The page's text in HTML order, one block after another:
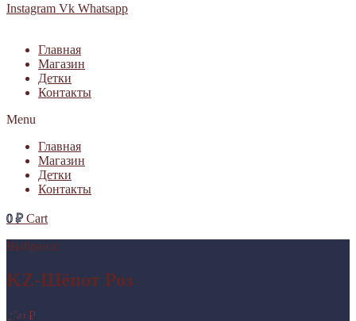
Instagram Vk Whatsapp
Главная
Магазин
Детки
Контакты
Menu
Главная
Магазин
Детки
Контакты
0₽ Cart
Выбрано:
KZ-Шёпот Роз
250 ₽